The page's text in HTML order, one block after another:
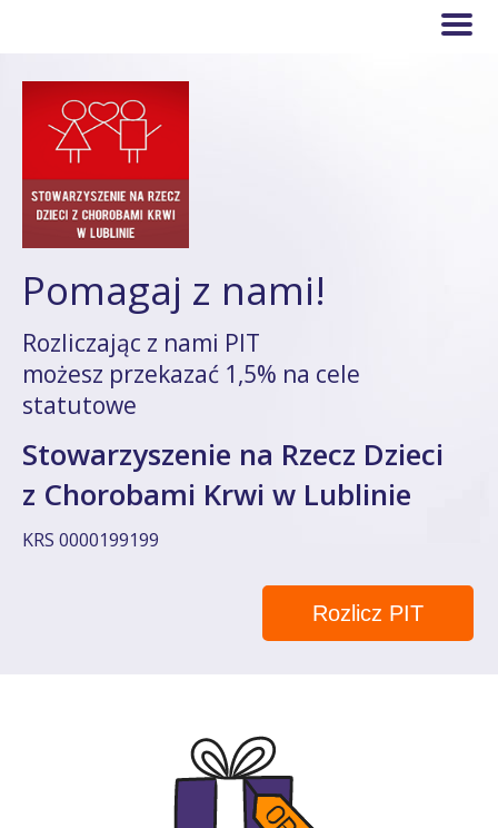
Pomagaj z nami!
Rozliczając z nami PIT
możesz przekazać 1,5% na cele
statutowe
Stowarzyszenie na Rzecz Dzieci
z Chorobami Krwi w Lublinie
KRS 0000199199
Rozlicz PIT